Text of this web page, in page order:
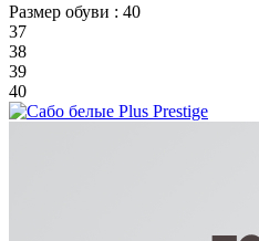
Размер обуви : 40
37
38
39
40